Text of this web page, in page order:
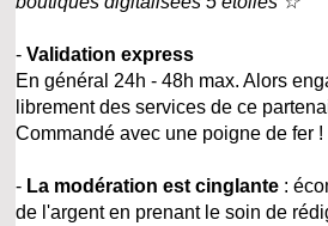
-Validation express
En général 24h - 48h max. Alors
librement des services de ce
Commandé avec une poigne de fer !
- La modération est cinglante :
de l'argent en prenant le soin de